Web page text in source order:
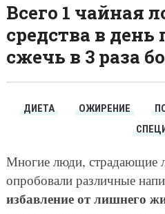
Всего 1 чайная
средства в
сжечь в 3 раза
ДИЕТА ОЖИРЕНИЕ
Многие люди, страдающие
опробовали различные
избавление от лишнего